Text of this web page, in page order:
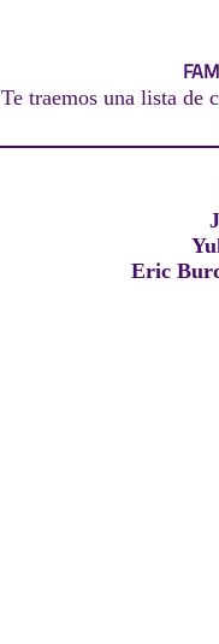
Te traemos una lista de
Eric